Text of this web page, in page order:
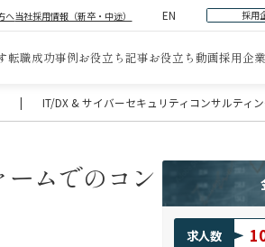
へ当社採用情報（新卒・中途） EN 採用
転職成功事例お役立ち記事お役立ち動画採用企
| IT/DX & サイバーセキュリティコンサルティ
ムでのコン
求人数